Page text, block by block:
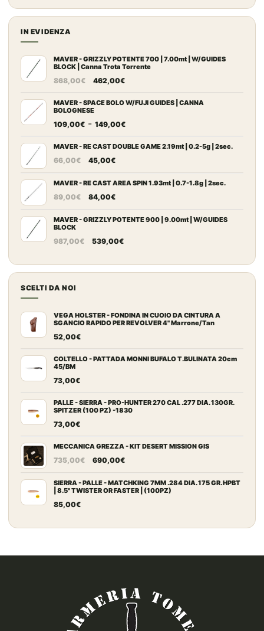
a
500,00€
prezzo:
da
137,00€
IN EVIDENZA
MAVER - GRIZZLY POTENTE 700 | 7.00mt | W/GUIDES
BLOCK | Canna Trota Torrente
868,00€
Il
originale
era:
868,00€.
462,00€Il
attuale
462,00€.
MAVER - SPACE BOLO W/FUJI GUIDES | CANNA
BOLOGNESE
109,00€ - 149,00€Fascia
prezzo:
a
MAVER - RE CAST DOUBLE GAME 2.19mt | 0.2-5g | 2sec.
66,00€
Il
originale
era:
45,00€Il
attuale
è:
MAVER - RE CAST AREA SPIN 1.93mt | 0.7-1.8g | 2sec.
89,00€
Il
originale
89,00€.
84,00€Il
attuale
84,00€.
MAVER - GRIZZLY POTENTE 900 | 9.00mt | W/GUIDES
BLOCK
987,00€
Il
originale
era:
539,00€Il
attuale
è:
SCELTI DA NOI
VEGA HOLSTER - FONDINA IN CUOIO DA CINTURA A
SGANCIO RAPIDO PER REVOLVER 4" Marrone/Tan
52,00€
COLTELLO - PATTADA MONNI BUFALO T.BULINATA 20cm
45/BM
73,00€
PALLE - SIERRA - PRO-HUNTER 270 CAL .277 DIA. 130GR.
SPITZER (100 PZ) -1830
73,00€
MECCANICA GREZZA - KIT DESERT MISSION GIS
735,00€
Il
originale
era:
690,00€Il
attuale
è:
SIERRA - PALLE - MATCHKING 7MM .284 DIA. 175 GR. HPBT
| 8.5" TWISTER OR FASTER | (100PZ)
85,00€